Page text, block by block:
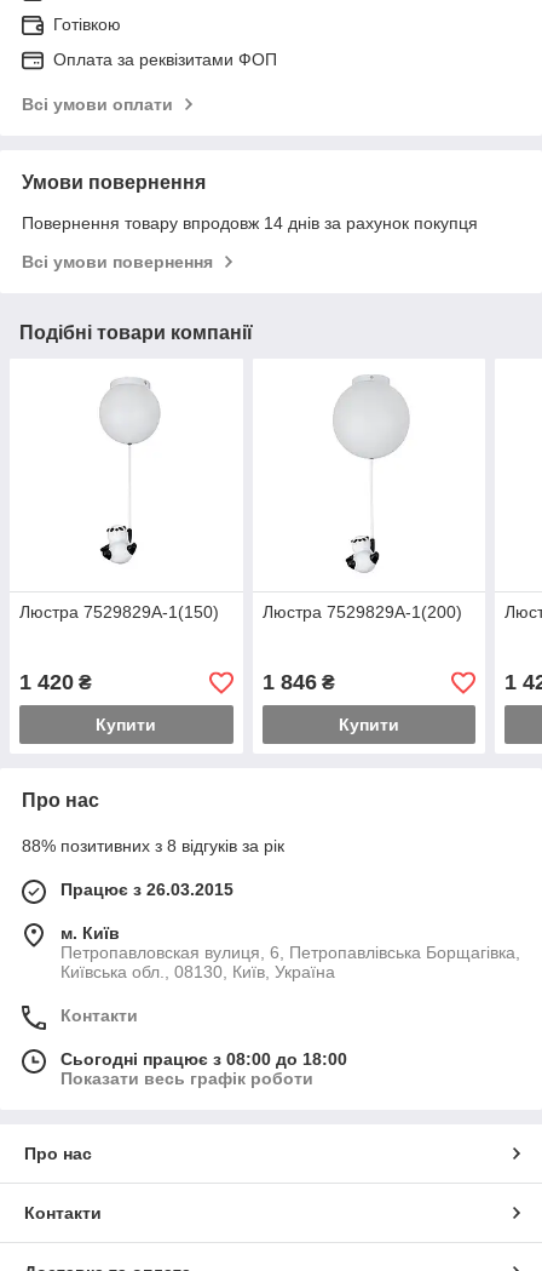
Готівкою
Оплата за реквізитами ФОП
Всі умови оплати
Умови повернення
Повернення товару впродовж 14 днів за рахунок покупця
Всі умови повернення
Подібні товари компанії
Люстра 7529829A-1(150)
1 420 ₴
Купити
Люстра 7529829A-1(200)
1 846₴
Купити
1
Про нас
88% позитивних з 8 відгуків за рік
Працює з 26.03.2015
м. Київ
Петропавловская вулиця, 6, Петропавлівська Борщагівка,
Київська обл., 08130, Київ, Україна
Контакти
Сьогодні працює з 08:00 до 18:00
Показати весь графік роботи
Про нас
Контакти